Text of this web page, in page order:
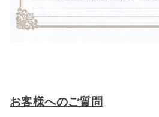
お客様へのご質問